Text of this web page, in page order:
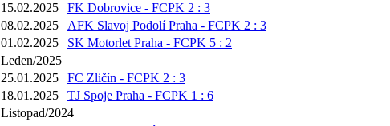
15.02.2025
FK Dobrovice - FCPK 2 : 3
08.02.2025
AFK Slavoj Podolí Praha - FCPK 2 : 3
01.02.2025
SK Motorlet Praha - FCPK 5 : 2
Leden/2025
25.01.2025
FC Zličín - FCPK 2 : 3
18.01.2025
TJ Spoje Praha - FCPK 1 : 6
Listopad/2024